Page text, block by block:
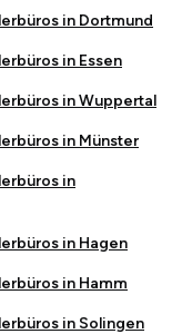
in Dortmund
in Essen
inWuppertal
in Münster
in
in Hagen
in Hamm
in Solingen